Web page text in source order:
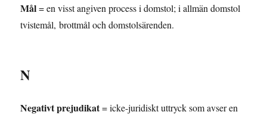
Mål= en visst angiven process i domstol; i allmän domstol
tvistemål, brottmål och domstolsärenden.
N
Negativt prejudikat= icke-juridiskt uttryck som avser en